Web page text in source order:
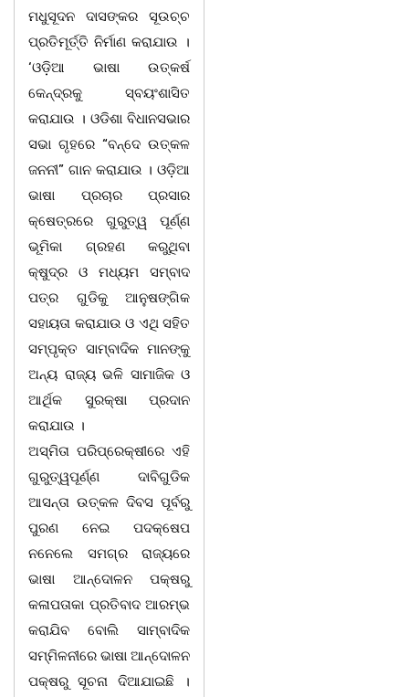
ମଧୁସୂଦନ ଦାସଙ୍କର ସୂଉଚ୍ଚ
ପ୍ରତିମୂର୍ତ୍ତି ନିର୍ମାଣ କରାଯାଉ ।
‘ଓଡ଼ିଆ ଭାଷା ଉତ୍କର୍ଷ
କେନ୍ଦ୍ରକୁ ସ୍ବୟଂଶାସିତ
କରାଯାଉ । ଓଡିଶା ବିଧାନସଭାର
ସଭା ଗୃହରେ “ବନ୍ଦେ ଉତ୍କଳ
ଜନନୀ” ଗାନ କରାଯାଉ । ଓଡ଼ିଆ
ଭାଷା ପ୍ରଚାର ପ୍ରସାର
କ୍ଷେତ୍ରରେ ଗୁରୁତ୍ୱ ପୂର୍ଣ୍ଣ
ଭୂମିକା ଗ୍ରହଣ କରୁଥିବା
କ୍ଷୁଦ୍ର ଓ ମଧ୍ୟମ ସମ୍ବାଦ
ପତ୍ର ଗୁଡିକୁ ଆନୁଷଙ୍ଗିକ
ସହାୟତା କରାଯାଉ ଓ ଏଥି ସହିତ
ସମ୍ପୃକ୍ତ ସାମ୍ବାଦିକ ମାନଙ୍କୁ
ଅନ୍ୟ ରାଜ୍ୟ ଭଳି ସାମାଜିକ ଓ
ଆର୍ଥିକ ସୁରକ୍ଷା ପ୍ରଦାନ
କରାଯାଉ ।
ଅସ୍ମିତା ପରିପ୍ରେକ୍ଷୀରେ ଏହି
ଗୁରୁତ୍ୱପୂର୍ଣ୍ଣ ଦାବିଗୁଡିକ
ଆସନ୍ତା ଉତ୍କଳ ଦିବସ ପୂର୍ବରୁ
ପୁରଣ ନେଇ ପଦକ୍ଷେପ
ନନେଲେ ସମଗ୍ର ରାଜ୍ୟରେ
ଭାଷା ଆନ୍ଦୋଳନ ପକ୍ଷରୁ
କଳାପତାକା ପ୍ରତିବାଦ ଆରମ୍ଭ
କରାଯିବ ବୋଲି ସାମ୍ବାଦିକ
ସମ୍ମିଳନୀରେ ଭାଷା ଆନ୍ଦୋଳନ
ପକ୍ଷରୁ ସୂଚନା ଦିଆଯାଇଛି ।